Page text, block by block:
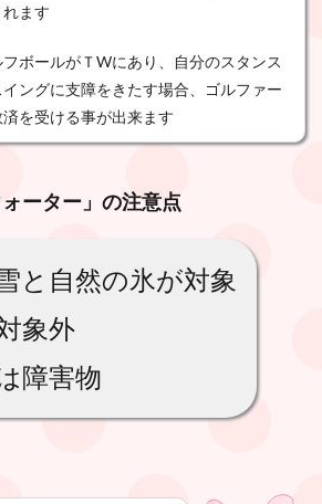
ます
フボールがＴWにあり、自分のスタンス
ングに支障をきたす場合、ゴルファー
済を受ける事が出来ます
ーター」の注意点
と自然の氷が対象
象外
障害物